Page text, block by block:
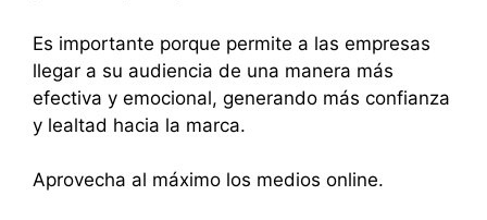
Es importante porque permite a las empresas
llegar a su audiencia de una manera más
efectiva y emocional, generando más confianza
y lealtad hacia la marca.
Aprovecha al máximo los medios online.